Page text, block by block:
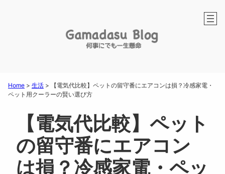
Home > 生活 >
【電気代比較】ペットの留守番にエアコンは損？冷感家電・
ペット用クーラーの賢い選び方
【電気代比較】ペット
の留守番にエアコン
は損？冷感家電・ペッ